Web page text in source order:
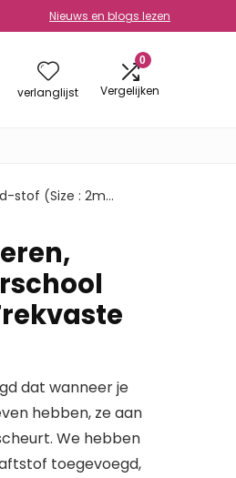
Nieuws en blogs lezen
verlanglijst
0
Vergelijken
stof (Size : 2m…
dat wanneer je
hebben, ze aan
We hebben
toegevoegd,